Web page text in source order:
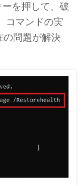
を押して、破
コマンドの実
の問題が解決